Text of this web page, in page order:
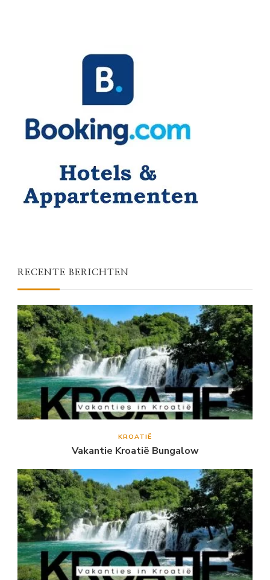
RECENTE BERICHTEN
KROATIË
Vakantie Kroatië Bungalow